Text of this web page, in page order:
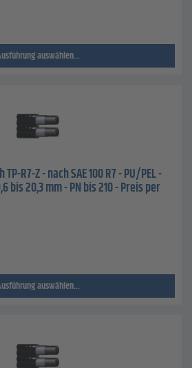
auswählen...
R7-Z - nach SAE 100 R7 - PU/PEL -
bis 20,3 mm - PN bis 210 - Preis per
auswählen...